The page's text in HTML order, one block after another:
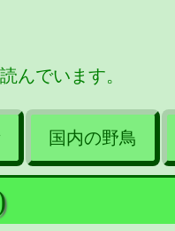
んでいます。
国内の野鳥